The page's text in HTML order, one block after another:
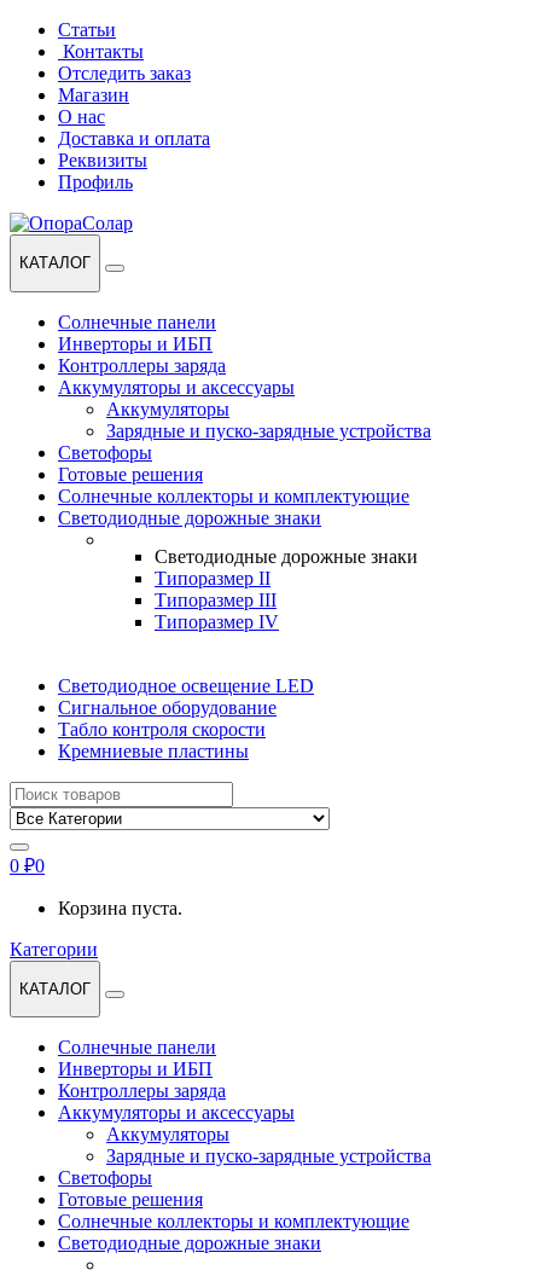
Перейти
навигации
Перейти
содержанию
Статьи
Контакты
Отследить заказ
Магазин
О нас
Доставка и оплата
Реквизиты
Профиль
КАТАЛОГ
Солнечные панели
Инверторы и ИБП
Контроллеры заряда
Аккумуляторы и аксессуары
Аккумуляторы
Зарядные и пуско-зарядные устройства
Светофоры
Готовые решения
Солнечные коллекторы и комплектующие
Светодиодные дорожные знаки
Светодиодные дорожные знаки
Типоразмер II
Типоразмер III
Типоразмер IV
Светодиодное освещение LED
Сигнальное оборудование
Табло контроля скорости
Кремниевые пластины
Найти:
0 ₽0
Корзина пуста.
Категории
КАТАЛОГ
Солнечные панели
Инверторы и ИБП
Контроллеры заряда
Аккумуляторы и аксессуары
Аккумуляторы
Зарядные и пуско-зарядные устройства
Светофоры
Готовые решения
Солнечные коллекторы и комплектующие
Светодиодные дорожные знаки